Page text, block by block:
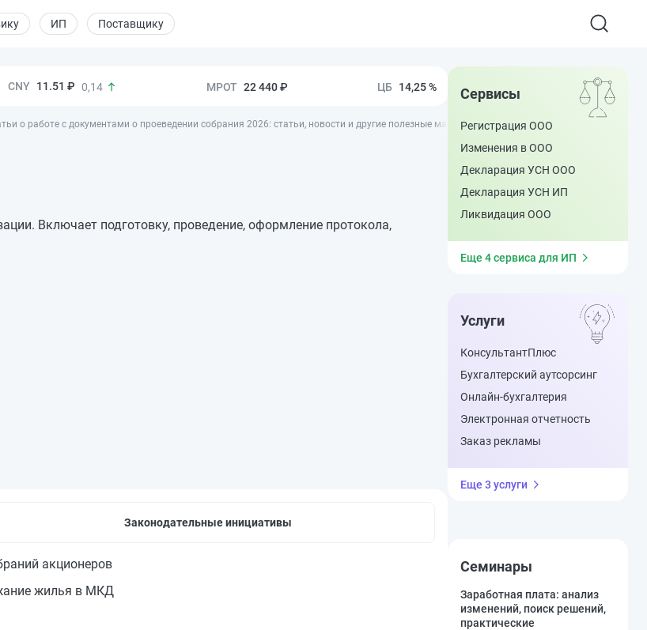
ИП Поставщику
11.51 ₽ 0,14 22 440 ₽ 14,25 %
о работе с документами о проеведении собрания 2026: статьи, новости и другие полезные материалы - ППТ
Включает подготовку, проведение, оформление протокола,
Законодательные инициативы
акционеров
жилья в МКД
Сервисы
Регистрация ООО
Изменения в ООО
Декларация УСН ООО
Декларация УСН ИП
Ликвидация ООО
Еще 4 сервиса для ИП
Услуги
КонсультантПлюс
Бухгалтерский аутсорсинг
Онлайн-бухгалтерия
Электронная отчетность
Заказ рекламы
Еще 3 услуги
Семинары
Заработная плата: анализ
изменений, поиск решений,
практические